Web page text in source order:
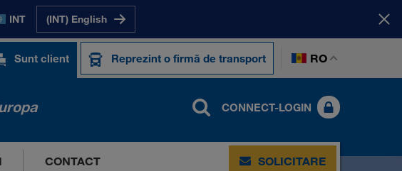
INT (INT) English
Sunt client Reprezint o firmă de transport RO
CONNECT-LOGIN
CONTACT SOLICITARE